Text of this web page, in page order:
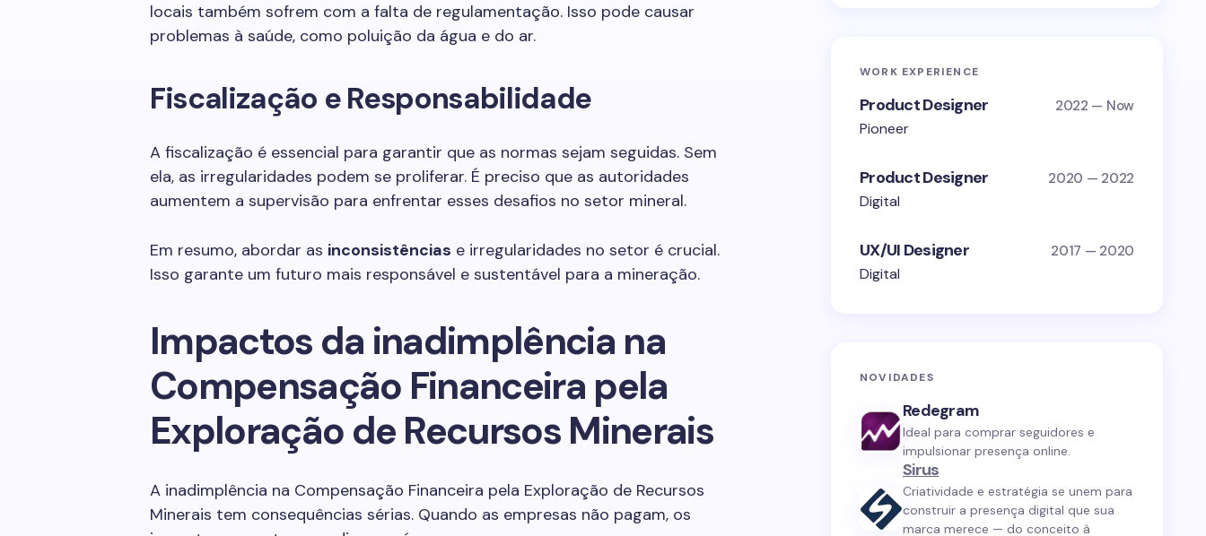
locais também sofrem com a falta de regulamentação. Isso pode causar
problemas à saúde, como poluição da água e do ar.
Fiscalização e Responsabilidade
A fiscalização é essencial para garantir que as normas sejam seguidas. Sem
ela, as irregularidades podem se proliferar. É preciso que as autoridades
aumentem a supervisão para enfrentar esses desafios no setor mineral.
Em resumo, abordar as inconsistências e irregularidades no setor é crucial.
Isso garante um futuro mais responsável e sustentável para a mineração.
Impactos da inadimplência na
Compensação Financeira pela
Exploração de Recursos Minerais
A inadimplência na Compensação Financeira pela Exploração de Recursos
Minerais tem consequências sérias. Quando as empresas não pagam, os
WORK EXPERIENCE
Product Designer 2022 — Now
Pioneer
Product Designer 2020 — 2022
Digital
UX/UI Designer 2017 — 2020
Digital
NOVIDADES
Redegram
Ideal para comprar seguidores e
impulsionar presença online.
Sirus
Criatividade e estratégia se unem para
construir a presença digital que sua
marca merece — do conceito à